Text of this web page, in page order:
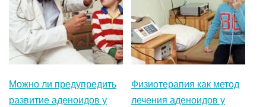
Можно ли предупредить
развитие аденоидов у
Физиотерапия как метод
лечения аденоидов у